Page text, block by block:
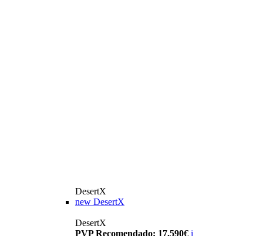
DesertX
new DesertX
DesertX
PVP Recomendado: 17.590€ i